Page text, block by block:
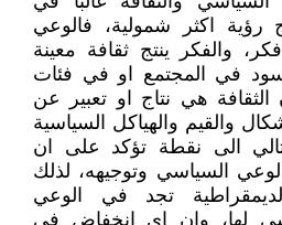
رؤية اكثر شمولية، فالوعي
والفكر ينتج ثقافة معينة
في المجتمع او في فئات
الثقافة هي نتاج او تعبير عن
والقيم والهياكل السياسية
الى نقطة تؤكد على ان
السياسي وتوجيهه، لذلك
تجد في الوعي
لها، وان اي انخفاض في